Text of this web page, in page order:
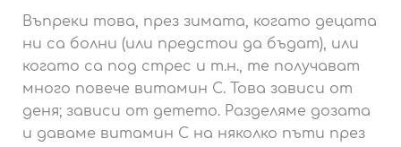
Въпреки това, през зимата, когато децата
ни са болни (или предстои да бъдат), или
когато са под стрес и т.н., те получават
много повече витамин С. Това зависи от
деня; зависи от детето. Разделяме дозата
и даваме витамин С на няколко пъти през